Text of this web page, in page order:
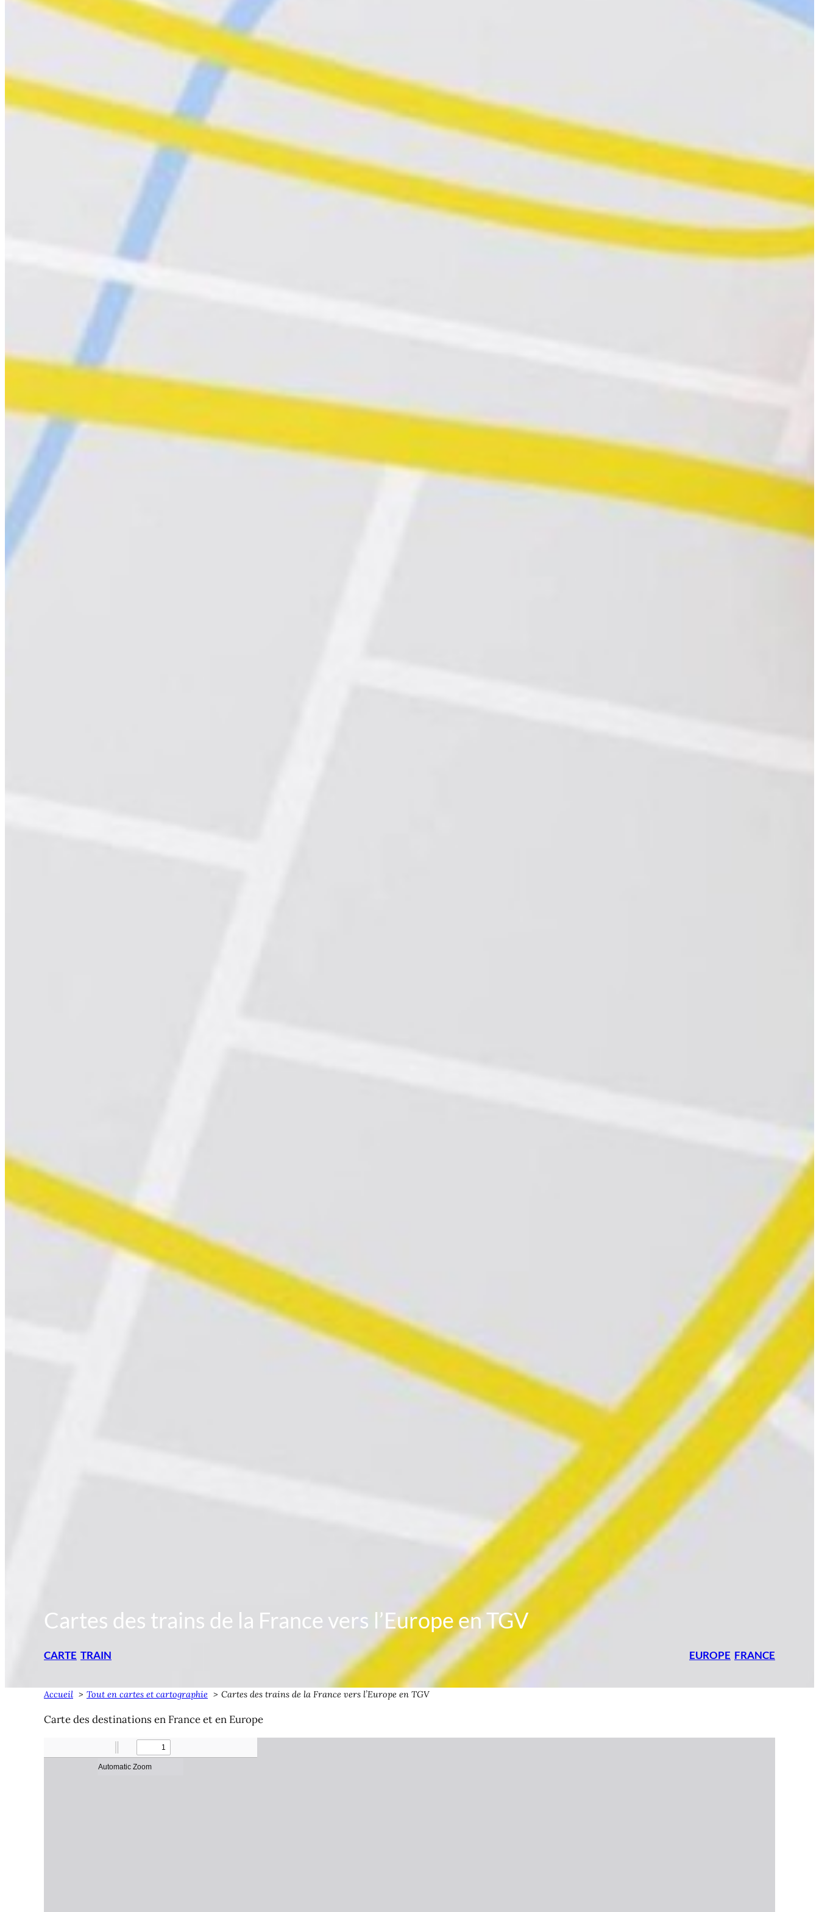
Cartes des trains de la France vers l’Europe en TGV
CARTE TRAIN EUROPE FRANCE
Accueil Tout en cartes et cartographie Cartes des trains de la France vers l’Europe en TGV
Carte des destinations en France et en Europe